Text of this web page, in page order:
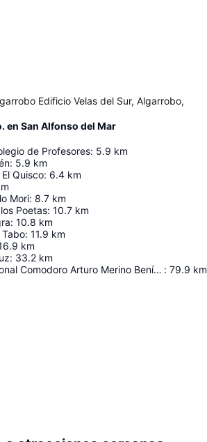
Edificio Velas del Sur, Algarrobo,
en San Alfonso del Mar
de Profesores: 5.9 km
: 5.9 km
Quisco: 6.4 km
Mori: 8.7 km
Poetas: 10.7 km
: 10.8 km
Tabo: 11.9 km
km
: 33.2 km
Aeropuerto Internacional Comodoro Arturo Merino Benítez : 79.9 km